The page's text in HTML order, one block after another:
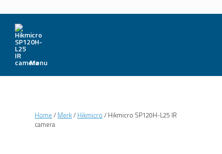
Menu
Home / Merk/ Hikmicro / Hikmicro SP120H-L25 IR
camera